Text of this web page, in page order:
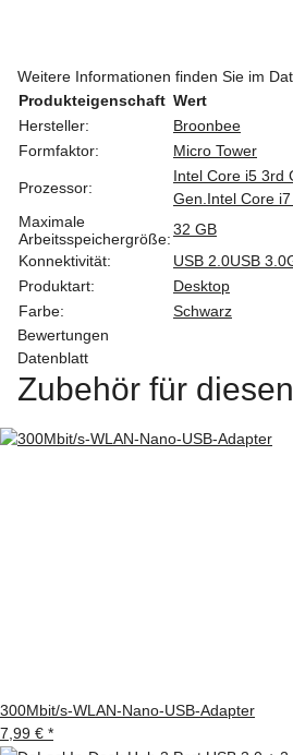
Weitere Informationen finden Sie im
Produkteigenschaft Wert
Hersteller:
Broonbee
Formfaktor:
Micro Tower
Prozessor:
Intel Core i5 3rd
Gen. Intel Core i7
Maximale
Arbeitsspeichergröße:
32 GB
Konnektivität:
USB 2.0USB 3.0
Produktart:
Desktop
Farbe:
Schwarz
Bewertungen
Datenblatt
Zubehör für
300Mbit/s-WLAN-Nano-USB-Adapter
7,99 € *